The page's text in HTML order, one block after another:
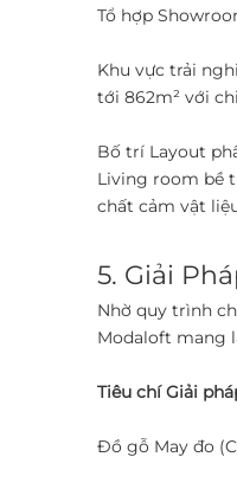
Tổ hợp
Khu vực trải
tới 862m² với
Bố trí Layout
Living room bề
chất cảm vật
5. Giải
​Nhờ quy trình
Modaloft mang
Tiêu chí Giải
Đồ gỗ May đo